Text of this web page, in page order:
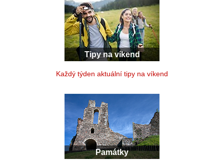
Tipy na víkend
Každý týden aktuální tipy na víkend
Památky